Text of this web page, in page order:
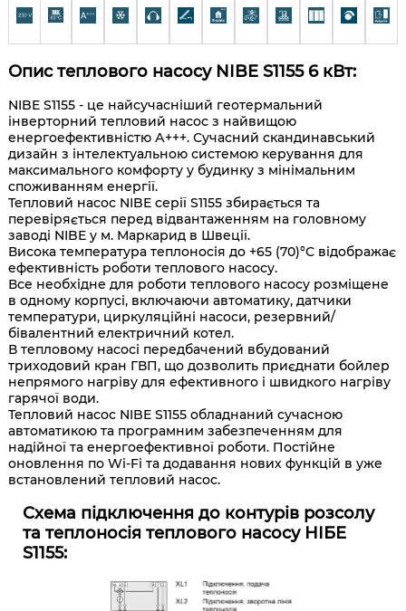
Опис теплового насосу NIBE S1155 6 кВт:
NIBE S1155 - це найсучасніший геотермальний
інверторний тепловий насос з найвищою
енергоефективністю А+++. Сучасний скандинавський
дизайн з інтелектуальною системою керування для
максимального комфорту у будинку з мінімальним
споживанням енергії.
Тепловий насос NIBE серії S1155збирається та
перевіряється перед відвантаженням на головному
заводі NIBE у м. Маркарид в Швеції.
Висока температура теплоносія до +65 (70)°С відображає
ефективність роботи теплового насосу.
Все необхідне для роботи теплового насосу розміщене
в одному корпусі, включаючи автоматику, датчики
температури, циркуляційні насоси, резервний/
бівалентний електричний котел.
В тепловому насосі передбачений вбудований
триходовий кран ГВП, що дозволить приєднати бойлер
непрямого нагріву для ефективного і швидкого нагріву
гарячої води.
Тепловий насос NIBE S1155 обладнаний сучасною
автоматикою та програмним забезпеченням для
надійної та енергоефективної роботи. Постійне
оновлення по Wi-Fi та додавання нових функцій в уже
встановлений тепловий насос.
Схема підключення до контурів розсолу
та теплоносія теплового насосу НІБЕ
S1155: